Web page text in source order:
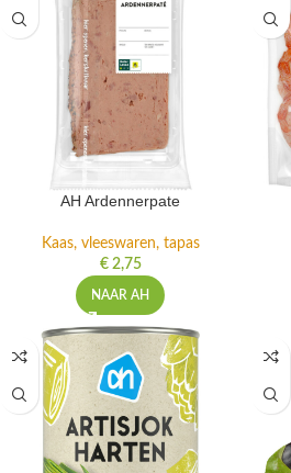
AH Ardennerpate
Kaas, vleeswaren, tapas
€2,75
NAAR AH